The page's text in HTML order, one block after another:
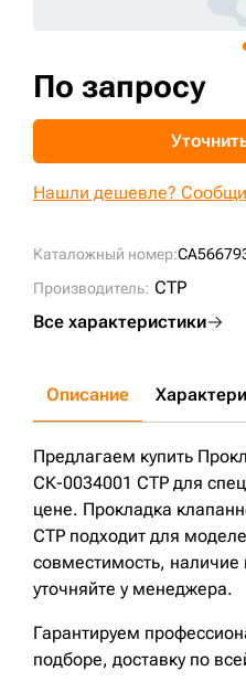
Каталожный номер:
Производитель: CTP
Все характеристики
По запросу
Нашли дешевле?
Описание
Предлагаем купить
СК-0034001 CTP для
цене. Прокладка
CTP подходит для
совместимость, наличие
уточняйте у менеджера.
Гарантируем
подборе, доставку по
+7 (499) 394-50-93